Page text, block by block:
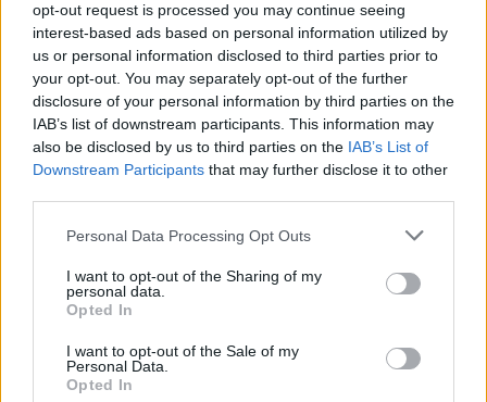
opt-out request is processed you may continue seeing
interest-based ads based on personal information utilized by
us or personal information disclosed to third parties prior to
your opt-out. You may separately opt-out of the further
disclosure of your personal information by third parties on the
IAB’s list of downstream participants. This information may
also be disclosed by us to third parties on the IAB’s List of
Downstream Participants that may further disclose it to other
Personal Data Processing Opt Outs
I want to opt-out of the Sharing of my
personal data.
Opted In
I want to opt-out of the Sale of my
Personal Data.
Opted In
l’emarginazione sociale e favorire, attraverso il lavoro, il
reinserimento nella comunità– affermaColla-. Abbiamo l’obbligo di
dare ai giovani che hanno sbagliato una opportunità seria di
costruirsi un futuro dignitoso, così come previsto dai percorsi di
legge”.
L’invito a presentare iniziative si rivolge agli organismi accreditati
di accreditamento al momento della presentazione della proposta.
Gli interventi
candidati progetti relativi a interventi per l’inclusione e l’autonomia
per i giovani ristretti nell’Istituto Penale minorenni di Bologna con